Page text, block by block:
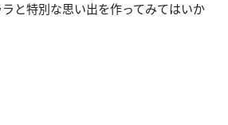
と特別な思い出を作ってみてはいか